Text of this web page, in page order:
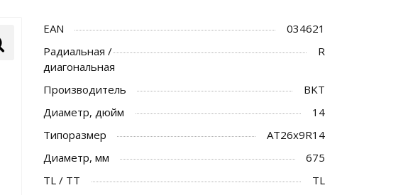
EAN
034621
Радиальная /
диагональная
R
Производитель
BKT
Диаметр, дюйм
14
Типоразмер
AT26x9R14
Диаметр, мм
675
TL / TT
TL